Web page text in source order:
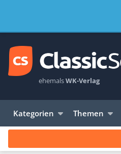
ehemalsWK-Verlag
Kategorien Themen